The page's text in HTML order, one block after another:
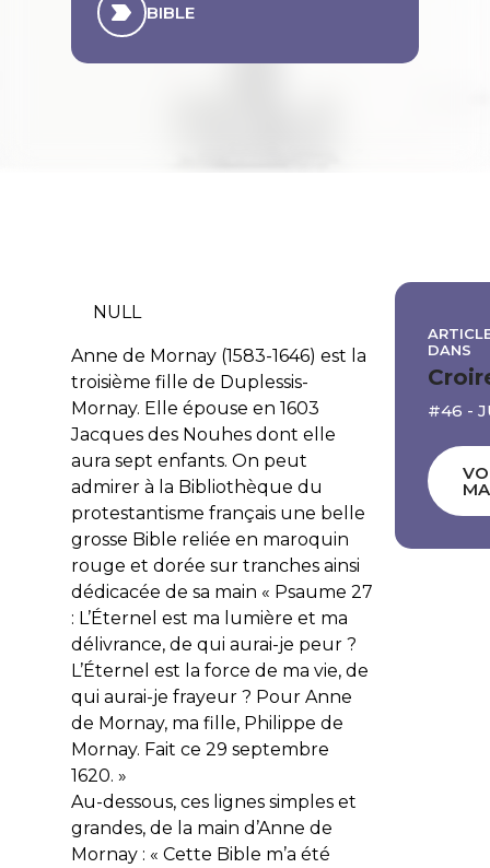
BIBLE
NULL
Anne de Mornay (1583-1646) est la
troisième fille de Duplessis-
Mornay. Elle épouse en 1603
Jacques des Nouhes dont elle
aura sept enfants. On peut
admirer à la Bibliothèque du
protestantisme français une belle
grosse Bible reliée en maroquin
rouge et dorée sur tranches ainsi
dédicacée de sa main « Psaume 27
: L’Éternel est ma lumière et ma
délivrance, de qui aurai-je peur ?
L’Éternel est la force de ma vie, de
qui aurai-je frayeur ? Pour Anne
de Mornay, ma fille, Philippe de
Mornay. Fait ce 29 septembre
1620. »
Au-dessous, ces lignes simples et
grandes, de la main d’Anne de
Mornay : « Cette Bible m’a été
DANS
#46 -